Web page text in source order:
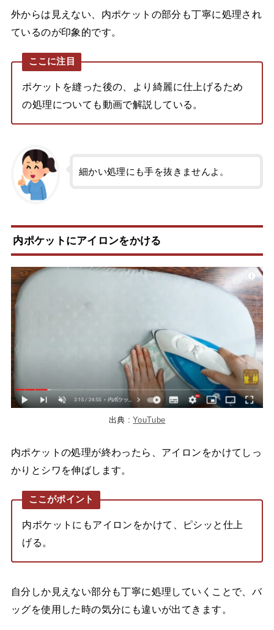
外からは見えない、内ポケットの部分も丁寧に処理され
ているのが印象的です。
ここに注目
ポケットを縫った後の、より綺麗に仕上げるため
の処理についても動画で解説している。
細かい処理にも手を抜きませんよ。
内ポケットにアイロンをかける
出典 :YouTube
内ポケットの処理が終わったら、アイロンをかけてしっ
かりとシワを伸ばします。
ここがポイント
内ポケットにもアイロンをかけて、ピシッと仕上
げる。
自分しか見えない部分も丁寧に処理していくことで、バ
ッグを使用した時の気分にも違いが出てきます。